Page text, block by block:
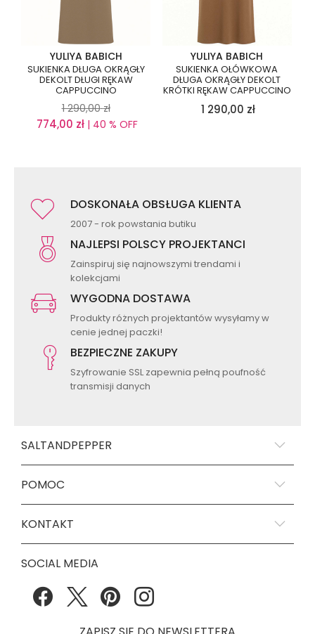
YULIYA BABICH
SUKIENKA DŁUGA OKRĄGŁY
DEKOLT DŁUGI RĘKAW
CAPPUCCINO
1 290,00 zł
774,00 zł| 40 % OFF
YULIYA BABICH
SUKIENKA OŁÓWKOWA
DŁUGA OKRĄGŁY DEKOLT
KRÓTKI RĘKAW CAPPUCCINO
1 290,00 zł
DOSKONAŁA OBSŁUGA KLIENTA
2007 - rok powstania butiku
NAJLEPSI POLSCY PROJEKTANCI
Zainspiruj się najnowszymi trendami i
kolekcjami
WYGODNA DOSTAWA
Produkty różnych projektantów wysyłamy w
cenie jednej paczki!
BEZPIECZNE ZAKUPY
Szyfrowanie SSL zapewnia pełną poufność
transmisji danych
SALTANDPEPPER
POMOC
KONTAKT
SOCIAL MEDIA